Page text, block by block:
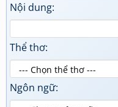
Nội dung:
Thể thơ:
Ngôn ngữ: